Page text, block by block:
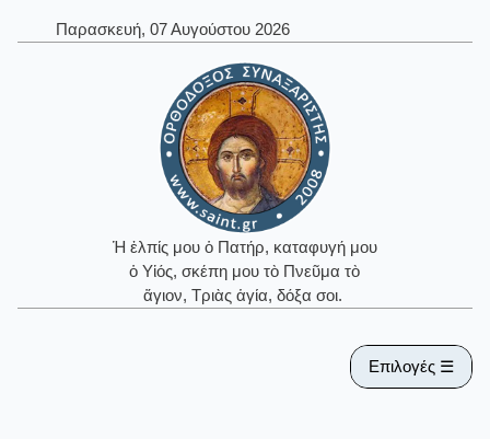
Παρασκευή, 07 Αυγούστου 2026
Ἡ ἐλπίς μου ὁ Πατήρ, καταφυγή μου
ὁ Υἱός, σκέπη μου τὸ Πνεῦμα τὸ
ἅγιον, Τριὰς ἁγία, δόξα σοι.
Επιλογές ☰